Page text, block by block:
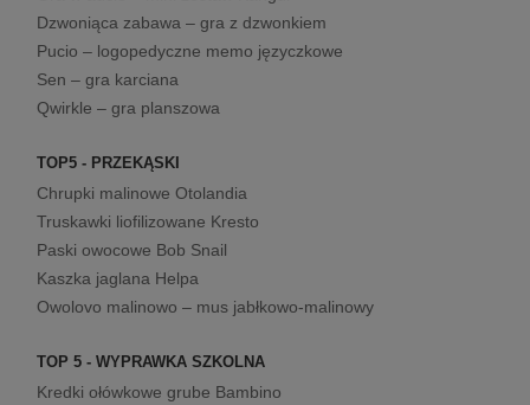
Dzwoniąca zabawa – gra z dzwonkiem
Pucio – logopedyczne memo języczkowe
Sen – gra karciana
Qwirkle – gra planszowa
TOP5 - PRZEKĄSKI
Chrupki malinowe Otolandia
Truskawki liofilizowane Kresto
Paski owocowe Bob Snail
Kaszka jaglana Helpa
Owolovo malinowo – mus jabłkowo-malinowy
TOP 5 - WYPRAWKA SZKOLNA
Kredki ołówkowe grube Bambino